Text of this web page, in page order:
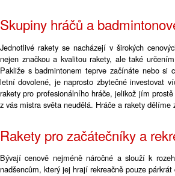
Skupiny hráčů a
Jednotlivé rakety se nacházejí v širokých
nejen značkou a kvalitou rakety, ale také
Pakliže s badmintonem teprve začínáte nebo si
letní dovolené, je naprosto zbytečné investovat
rakety pro profesionálního hráče, jelikož jím
z vás mistra světa neudělá. Hráče a rakety dělíme
Rakety pro začátečníky a
Bývají cenově nejméně náročné a slouží k
nadšencům, který jej hrají rekreačně pouze párkrát